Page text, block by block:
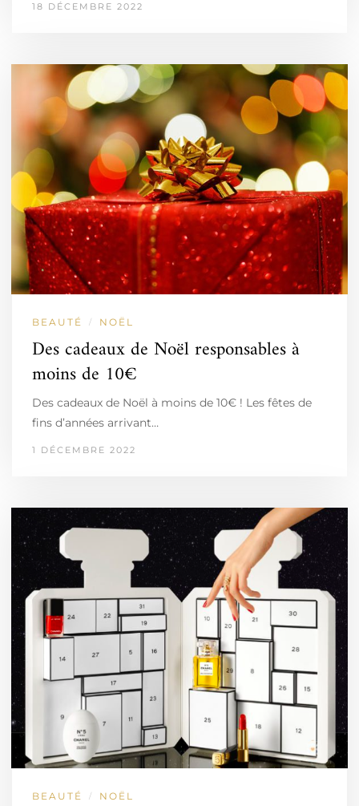
18 DÉCEMBRE 2022
BEAUTÉ / NOËL
Des cadeaux de Noël responsables à
moins de 10€
Des cadeaux de Noël à moins de 10€ ! Les fêtes de
fins d’années arrivant…
1 DÉCEMBRE 2022
BEAUTÉ / NOËL